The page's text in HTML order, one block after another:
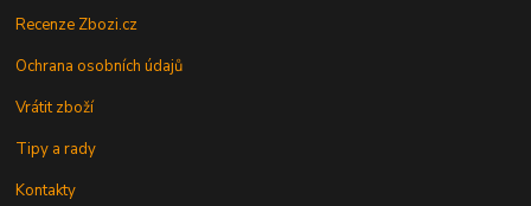
Recenze Zbozi.cz
Ochrana osobních údajů
Vrátit zboží
Tipy a rady
Kontakty